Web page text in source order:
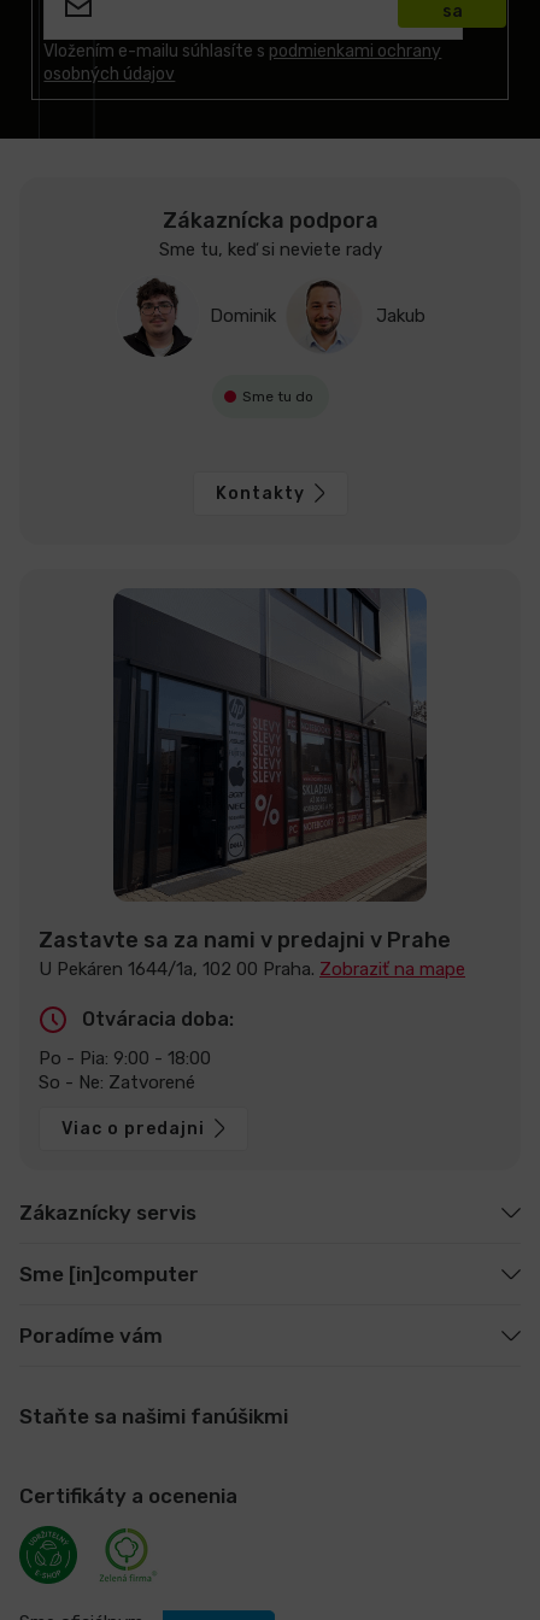
Vložením e-mailu súhlasíte s podmienkami ochrany
osobných údajov
sa
Zákaznícka podpora
Sme tu, keď si neviete rady
Dominik Jakub
Sme tu do
Kontakty
Zastavte sa za nami v predajni v Prahe
U Pekáren 1644/1a, 102 00 Praha. Zobraziť na mape
Otváracia doba:
Po - Pia: 9:00 - 18:00
So - Ne: Zatvorené
Viac o predajni
Zákaznícky servis
Sme [in]computer
Poradíme vám
Staňte sa našimi fanúšikmi
Certifikáty a ocenenia